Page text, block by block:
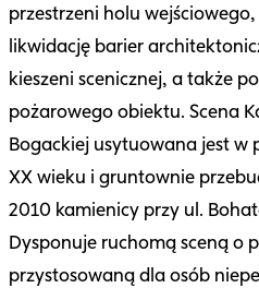
przestrzeni holu
likwidację barier
kieszeni scenicznej, a także
pożarowego obiektu. Scena
Bogackiej usytuowana jest w
XX wieku i gruntownie
2010 kamienicy przy ul.
Dysponuje ruchomą sceną o
przystosowaną dla osób